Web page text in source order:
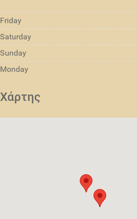
Friday
Saturday
Sunday
Monday
Χάρτης